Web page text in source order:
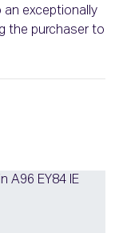
an exceptionally
the purchaser to